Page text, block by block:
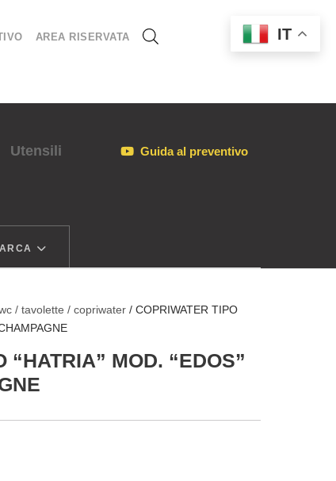
AREA RISERVATA
Utensili Guida al preventivo
/ tavolette / copriwater / COPRIWATER TIPO
“HATRIA” MOD. “EDOS”
IT